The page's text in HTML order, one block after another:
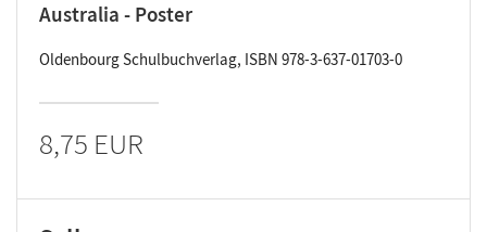
Australia - Poster
Oldenbourg Schulbuchverlag, ISBN 978-3-637-01703-0
8,75 EUR